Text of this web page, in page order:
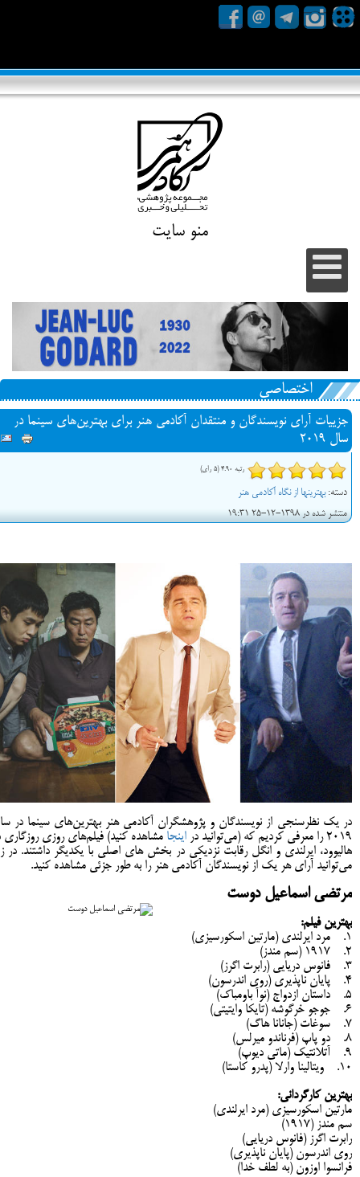
منو سایت
اختصاصی
جزییات آرای نویسندگان و منتقدان آکادمی هنر برای بهترین‌های سینما در
سال 2019
رتبه 4.90 (5 رای)
دسته:بهترین‎ها از نگاه آکادمی هنر
منتشر شده در 1398-12-25 19:31
در یک نظرسنجی از نویسندگان و پژوهشگران آکادمی هنر بهترین‌های سینما در
2019 را معرفی کردیم که (می‌توانید در
اینجا مشاهده کنید) فیلم‌های روزی روزگاری
هالیوود، ایرلندی و انگل رقابت نزدیکی در بخش های اصلی با یکدیگر داشتند. در
می‌توانید آرای هر یک از نویسندگان آکادمی هنر را به طور جزئی مشاهده کنید.
مرتضی اسماعیل دوست
بهترین فیلم:
1. مرد ایرلندی (مارتین اسکورسیزی)
2. 1917 (سم مندز)
3. فانوس دریایی (رابرت اگرز)
4. پایان ناپذیری (روی اندرسون)
5. داستان ازدواج (نوآ باومباک)
6. جوجو خرگوشه (تایکا وایتیتی)
7. سوغات (جانانا هاگ)
8. دو پاپ (فرناندو میرلس)
9. آتلانتیک (ماتی دیوپ)
10. ویتالینا وارلا (پدرو کاستا)
بهترین کارگردانی:
مارتین اسکورسیزی (مرد ایرلندی)
سم مندز (1917)
رابرت اگرز (فانوس دریایی)
روی اندرسون (پایان ناپذیری)
فرانسوا اوزون (به لطف خدا)